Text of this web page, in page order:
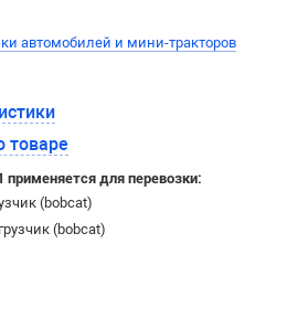
автомобилей и мини-тракторов
товаре
применяется для перевозки:
(bobcat)
(bobcat)